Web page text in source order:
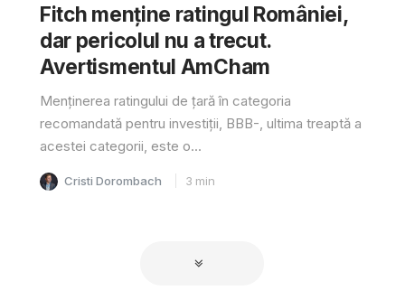
Fitch menține ratingul României,
dar pericolul nu a trecut.
Avertismentul AmCham
Menținerea ratingului de țară în categoria
recomandată pentru investiții, BBB-, ultima treaptă a
acestei categorii, este o...
Cristi Dorombach 3 min